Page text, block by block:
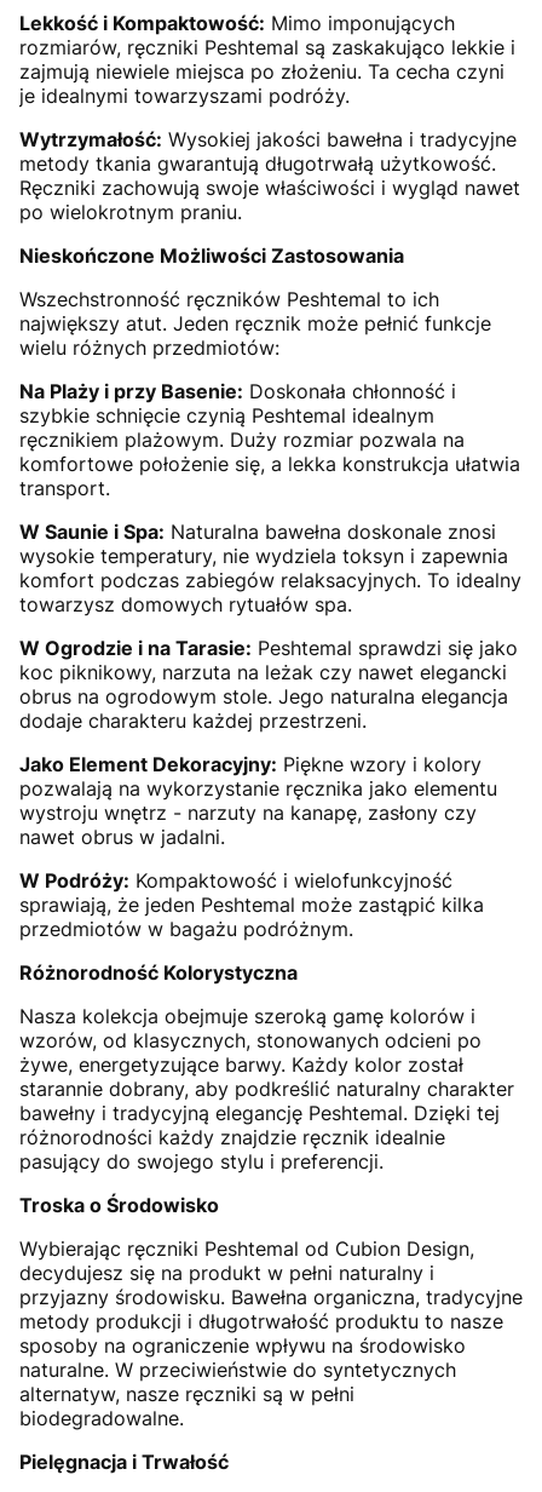
Lekkość i Kompaktowość: Mimo imponujących
rozmiarów, ręczniki Peshtemal są zaskakująco lekkie i
zajmują niewiele miejsca po złożeniu. Ta cecha czyni
je idealnymi towarzyszami podróży.
Wytrzymałość: Wysokiej jakości bawełna i tradycyjne
metody tkania gwarantują długotrwałą użytkowość.
Ręczniki zachowują swoje właściwości i wygląd nawet
po wielokrotnym praniu.
Nieskończone Możliwości Zastosowania
Wszechstronność ręczników Peshtemal to ich
największy atut. Jeden ręcznik może pełnić funkcje
wielu różnych przedmiotów:
Na Plaży i przy Basenie: Doskonała chłonność i
szybkie schnięcie czynią Peshtemal idealnym
ręcznikiem plażowym. Duży rozmiar pozwala na
komfortowe położenie się, a lekka konstrukcja ułatwia
transport.
W Saunie i Spa: Naturalna bawełna doskonale znosi
wysokie temperatury, nie wydziela toksyn i zapewnia
komfort podczas zabiegów relaksacyjnych. To idealny
towarzysz domowych rytuałów spa.
W Ogrodzie i na Tarasie: Peshtemal sprawdzi się jako
koc piknikowy, narzuta na leżak czy nawet elegancki
obrus na ogrodowym stole. Jego naturalna elegancja
dodaje charakteru każdej przestrzeni.
Jako Element Dekoracyjny: Piękne wzory i kolory
pozwalają na wykorzystanie ręcznika jako elementu
wystroju wnętrz - narzuty na kanapę, zasłony czy
nawet obrus w jadalni.
W Podróży: Kompaktowość i wielofunkcyjność
sprawiają, że jeden Peshtemal może zastąpić kilka
przedmiotów w bagażu podróżnym.
Różnorodność Kolorystyczna
Nasza kolekcja obejmuje szeroką gamę kolorów i
wzorów, od klasycznych, stonowanych odcieni po
żywe, energetyzujące barwy. Każdy kolor został
starannie dobrany, aby podkreślić naturalny charakter
bawełny i tradycyjną elegancję Peshtemal. Dzięki tej
różnorodności każdy znajdzie ręcznik idealnie
pasujący do swojego stylu i preferencji.
Troska o Środowisko
Wybierając ręczniki Peshtemal od Cubion Design,
decydujesz się na produkt w pełni naturalny i
przyjazny środowisku. Bawełna organiczna, tradycyjne
metody produkcji i długotrwałość produktu to nasze
sposoby na ograniczenie wpływu na środowisko
naturalne. W przeciwieństwie do syntetycznych
alternatyw, nasze ręczniki są w pełni
biodegradowalne.
Pielęgnacja i Trwałość